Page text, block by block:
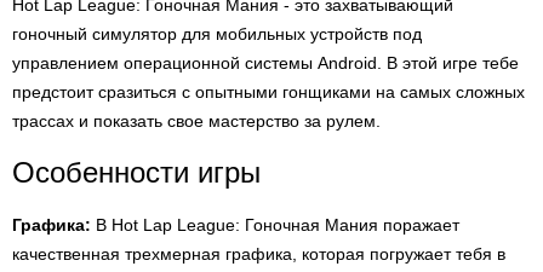
Hot Lap League: Гоночная Мания - это захватывающий
гоночный симулятор для мобильных устройств под
управлением операционной системы Android. В этой игре тебе
предстоит сразиться с опытными гонщиками на самых сложных
трассах и показать свое мастерство за рулем.
Особенности игры
Графика: В Hot Lap League: Гоночная Мания поражает
качественная трехмерная графика, которая погружает тебя в